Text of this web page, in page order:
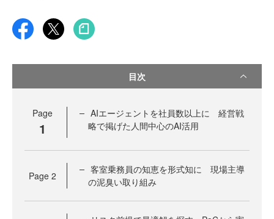
目次
Page
1
AIエージェントを社員数以上に 経営戦
略で掲げた人間中心のAI活用
Page 2
客室乗務員の知恵を形式知に 現場主導
の泥臭い取り組み